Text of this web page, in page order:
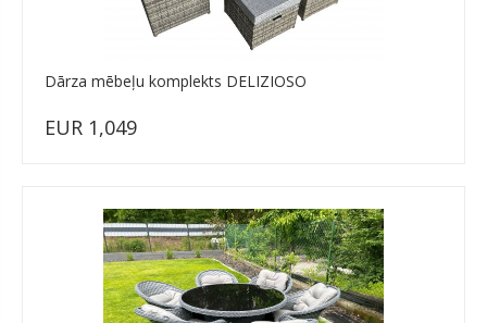
Dārza mēbeļu komplekts DELIZIOSO
EUR 1,049